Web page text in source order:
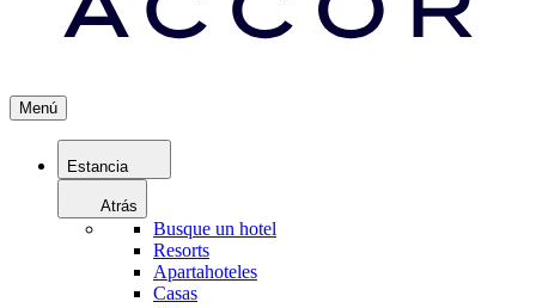
Menú
Estancia
Atrás
Busque un hotel
Resorts
Apartahoteles
Casas